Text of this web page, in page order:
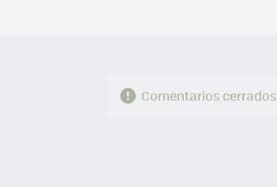
Comentarios cerrados